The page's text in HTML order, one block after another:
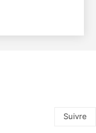
Suivre